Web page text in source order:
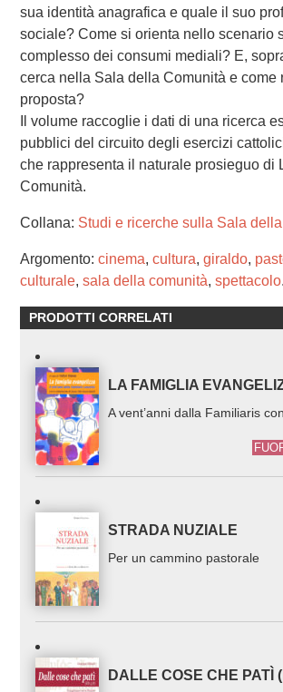
sua identità anagrafica e quale il suo
sociale? Come si orienta nello scenario
complesso dei consumi mediali? E,
cerca nella Sala della Comunità e come
proposta?
Il volume raccoglie i dati di una ricerca
pubblici del circuito degli esercizi
che rappresenta il naturale prosieguo di
Comunità.
Collana: Studi e ricerche sulla Sala
Argomento: cinema, cultura, giraldo,
culturale, sala della comunità, spettacolo.
PRODOTTI CORRELATI
LA FAMIGLIA
A vent’anni dalla Familiaris
STRADA NUZIALE
Per un cammino pastorale
DALLE COSE CHE PATÌ